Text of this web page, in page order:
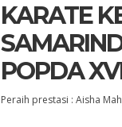
KARATE
POPDA
Peraih prestasi : Aisha